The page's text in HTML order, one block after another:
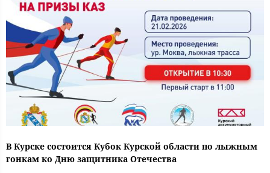
В Курске состоится Кубок Курской области по лыжным
гонкам ко Дню защитника Отечества